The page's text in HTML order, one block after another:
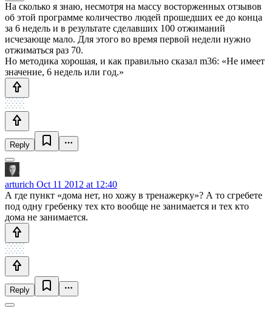
На сколько я знаю, несмотря на массу восторженных отзывов
об этой программе количество людей прошедших ее до конца
за 6 недель и в результате сделавших 100 отжиманий
исчезающе мало. Для этого во время первой недели нужно
отжиматься раз 70.
Но методика хорошая, и как правильно сказал m36: «Не имеет
значение, 6 недель или год.»
Reply
arturich Oct 11 2012 at 12:40
А где пункт «дома нет, но хожу в тренажерку»? А то сгребете
под одну гребенку тех кто вообще не занимается и тех кто
дома не занимается.
Reply